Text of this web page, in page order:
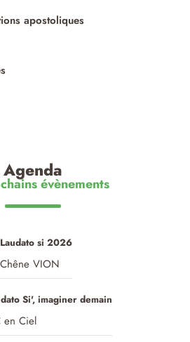
apostoliques
Agenda
évènements
si 2026
VION
Si', imaginer demain
en Ciel